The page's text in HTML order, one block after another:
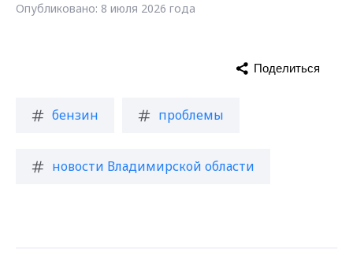
Опубликовано: 8 июля 2026 года
бензин проблемы
новости Владимирской области
Поделиться